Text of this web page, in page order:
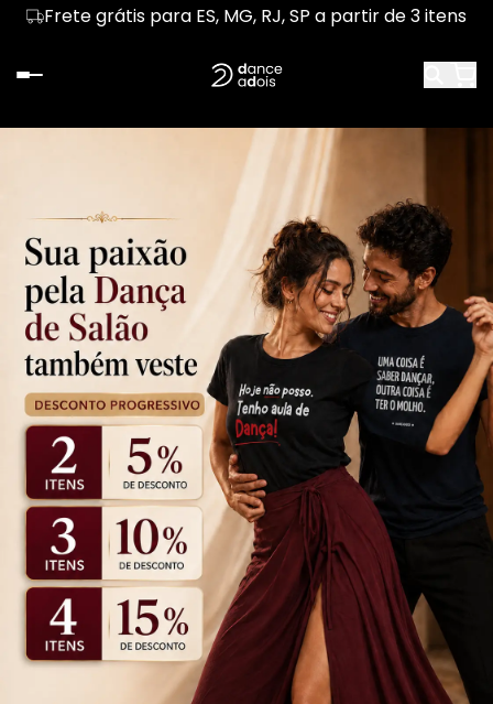
Frete grátis para ES, MG, RJ, SP a partir de 3 itens